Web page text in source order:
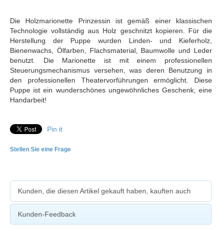
Die Holzmarionette Prinzessin ist gemäß einer klassischen
Technologie vollständig aus Holz geschnitzt kopieren. Für die
Herstellung der Puppe wurden Linden- und Kieferholz,
Bienenwachs, Ölfarben, Flachsmaterial, Baumwolle und Leder
benutzt. Die Marionette ist mit einem professionellen
Steuerungsmechanismus versehen, was deren Benutzung in
den professionellen Theatervorführungen ermöglicht. Diese
Puppe ist ein wunderschönes ungewöhnliches Geschenk, eine
Handarbeit!
Pin it
Stellen Sie eine Frage
Kunden, die diesen Artikel gekauft haben, kauften auch
Kunden-Feedback